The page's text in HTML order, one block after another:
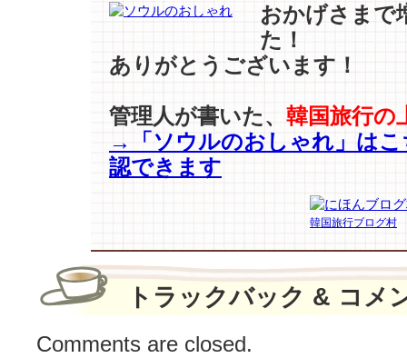
ウ』
4
週
話
題
位！
おかげさまで
た！
ありがとうございます！
管理人が書いた、 韓国旅行の
→「ソウルのおしゃれ」はこ
認できます
韓国旅行ブログ村
トラックバック & コメ
Comments are closed.